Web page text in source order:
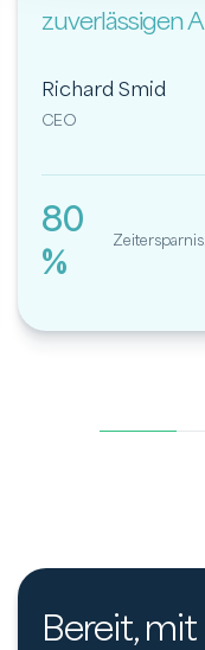
zuverlässigen
Richard Smid
CEO
80
%
Zeitersparnis.
Bereit,